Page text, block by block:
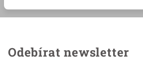
Odebírat newsletter